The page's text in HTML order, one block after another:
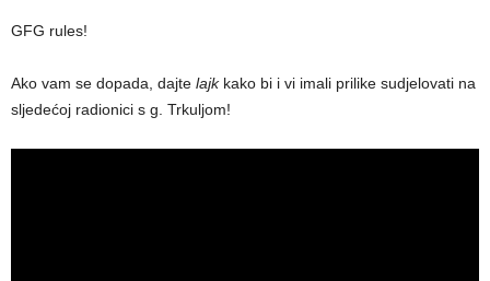
GFG rules!
Ako vam se dopada, dajte lajkkako bi i vi imali prilike sudjelovati na
sljedećoj radionici s g. Trkuljom!